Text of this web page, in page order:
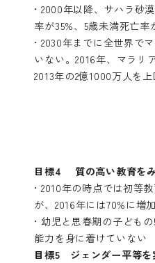
• 2000年以降、サハラ砂
率が35%、5歳未満死亡率
• 2030年までに全世界で
いない。2016年、マラリ
2013年の2億1000万人を上
目標4 質の高い教育を
• 2010年の時点では初等
が、2016年には70%に増加
• 幼児と思春期の子ども
能力を身に着けていない
目標5 ジェンダー平等を